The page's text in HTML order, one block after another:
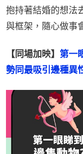
抱持著結婚的想法
與框架，隨心做事
【同場加映】 第一
勢同最吸引邊種異